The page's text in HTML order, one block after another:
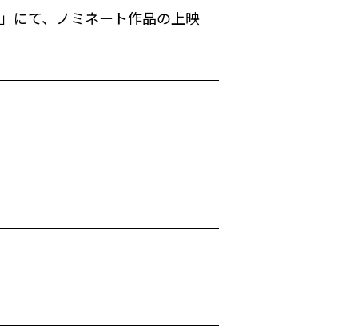
にて、ノミネート作品の上映